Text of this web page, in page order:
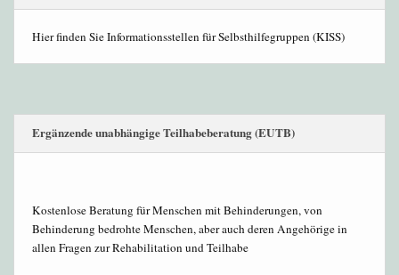
Hier finden Sie Informationsstellen für Selbsthilfegruppen (KISS)
Ergänzende unabhängige Teilhabeberatung (EUTB)
Kostenlose Beratung für Menschen mit Behinderungen, von
Behinderung bedrohte Menschen, aber auch deren Angehörige in
allen Fragen zur Rehabilitation und Teilhabe